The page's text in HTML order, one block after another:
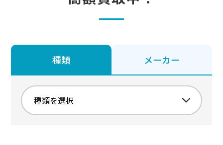
種類 メーカー